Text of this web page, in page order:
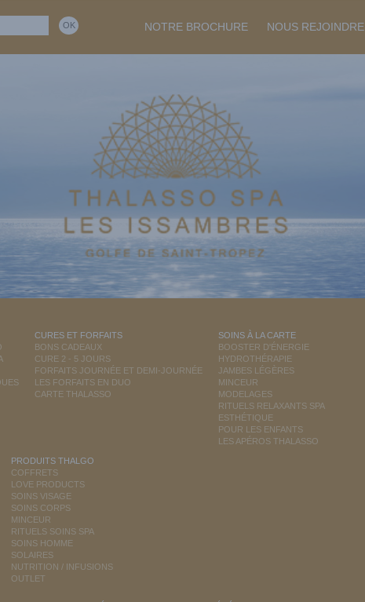
NOTRE BROCHURE NOUS REJOINDRE
CURES ET FORFAITS
BONS CADEAUX
CURE 2 - 5 JOURS
FORFAITS JOURNÉE ET DEMI-JOURNÉE
LES FORFAITS EN DUO
CARTE THALASSO
SOINS À LA CARTE
BOOSTER D'ÉNERGIE
HYDROTHÉRAPIE
JAMBES LÉGÈRES
MINCEUR
MODELAGES
RITUELS RELAXANTS SPA
ESTHÉTIQUE
POUR LES ENFANTS
LES APÉROS THALASSO
PRODUITS THALGO
COFFRETS
LOVE PRODUCTS
SOINS VISAGE
SOINS CORPS
MINCEUR
RITUELS SOINS SPA
SOINS HOMME
SOLAIRES
NUTRITION / INFUSIONS
OUTLET